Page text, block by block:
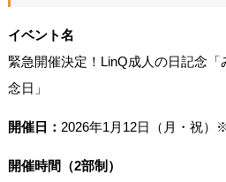
イベント名
緊急開催決定！LinQ成人の日記念
念日」
開催日： 2026年1月12日（月・祝）
開催時間（2部制）